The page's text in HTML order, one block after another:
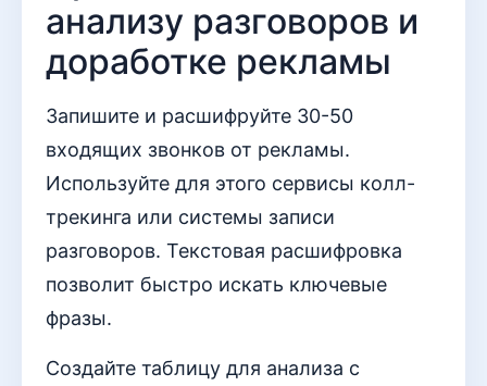
анализу разговоров и
доработке рекламы
Запишите и расшифруйте 30-50
входящих звонков от рекламы.
Используйте для этого сервисы колл-
трекинга или системы записи
разговоров. Текстовая расшифровка
позволит быстро искать ключевые
фразы.
Создайте таблицу для анализа с